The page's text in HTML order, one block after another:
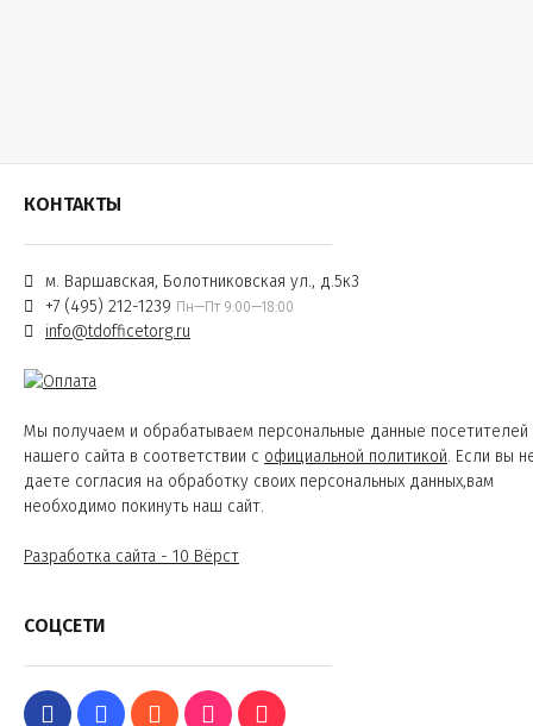
КОНТАКТЫ
м. Варшавская, Болотниковская ул., д.5к3
+7 (495) 212-1239 Пн—Пт 9:00—18:00
info@tdofficetorg.ru
Мы получаем и обрабатываем персональные данные посетителей
нашего сайта в соответствии с официальной политикой. Если вы
даете согласия на обработку своих персональных данных,вам
необходимо покинуть наш сайт.
Разработка сайта - 10 Вёрст
СОЦСЕТИ